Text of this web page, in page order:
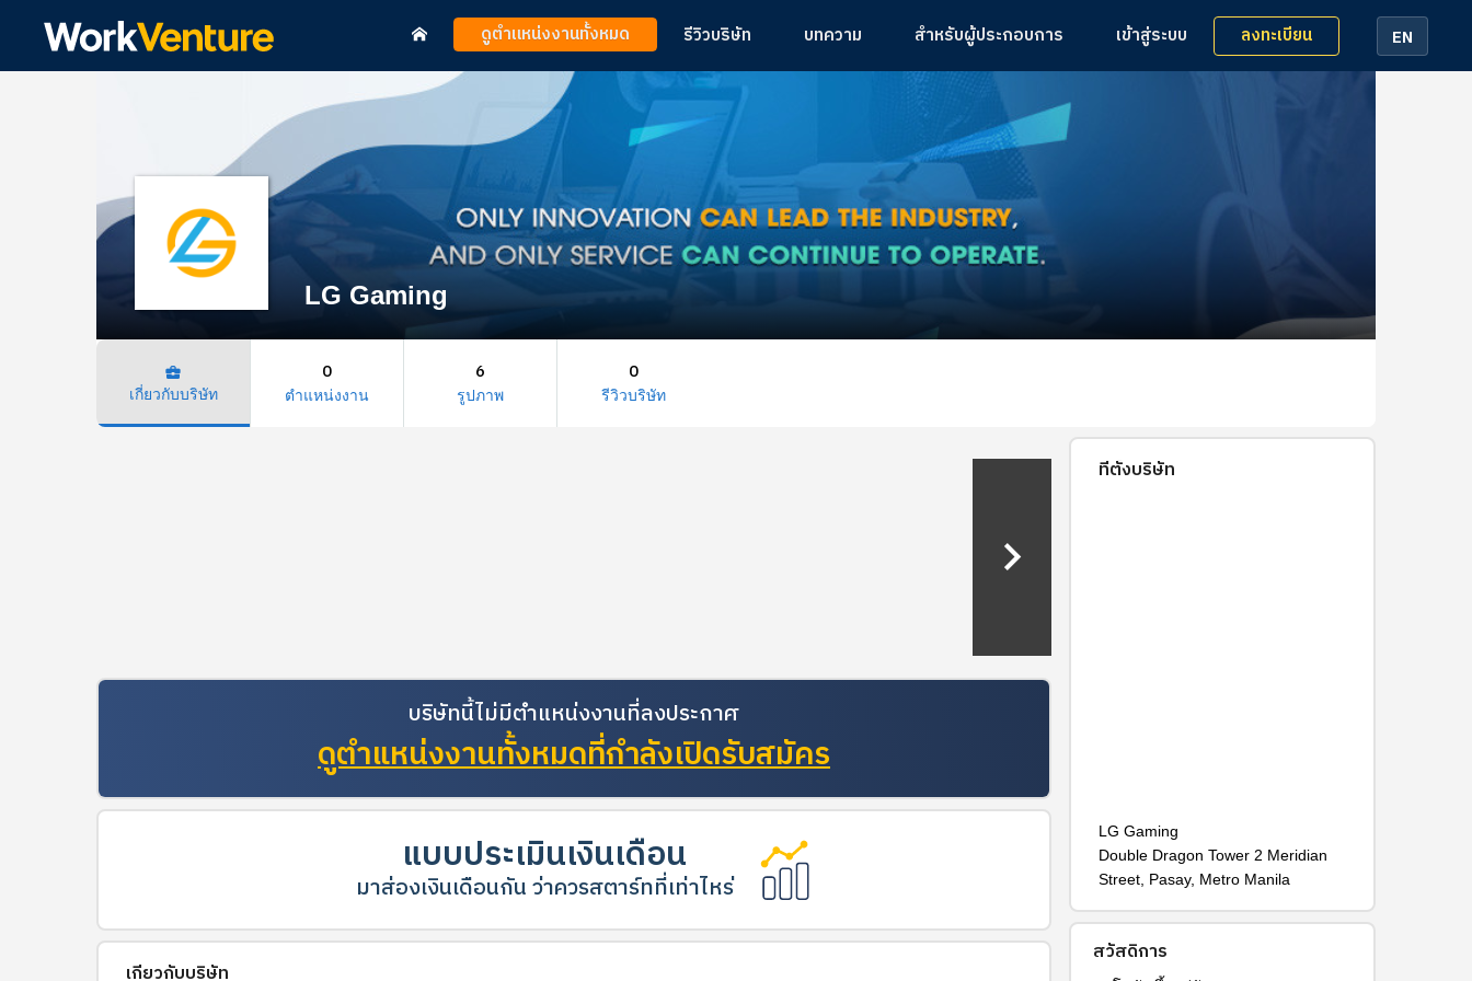
ดูตำแหน่งงานทั้งหมด รีวิวบริษัท บทความ สำหรับผู้ประกอบการ เข้าสู่ระบบ ลงทะเบียน EN
LG Gaming
business_center
เกี่ยวกับบริษัท
0
ตำแหน่งงาน
6
รูปภาพ
0
รีวิวบริษัท
keyboard_arrow_right
บริษัทนี้ไม่มีตำแหน่งงานที่ลงประกาศ
ดูตำแหน่งงานทั้งหมดที่กำลังเปิดรับสมัคร
แบบประเมินเงินเดือน
มาส่องเงินเดือนกัน ว่าควรสตาร์ทที่เท่าไหร่
เกี่ยวกับบริษัท
ที่ตั้งบริษัท
LG Gaming
Double Dragon Tower 2 Meridian
Street, Pasay, Metro Manila
สวัสดิการ